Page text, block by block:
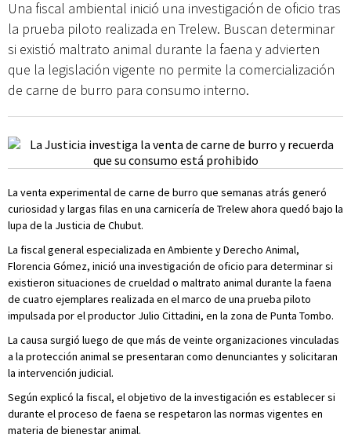
Una fiscal ambiental inició una investigación de oficio tras
la prueba piloto realizada en Trelew. Buscan determinar
si existió maltrato animal durante la faena y advierten
que la legislación vigente no permite la comercialización
de carne de burro para consumo interno.
La venta experimental de carne de burro que semanas atrás generó
curiosidad y largas filas en una carnicería de Trelew ahora quedó bajo la
lupa de la Justicia de Chubut.
La fiscal general especializada en Ambiente y Derecho Animal,
Florencia Gómez, inició una investigación de oficio para determinar si
existieron situaciones de crueldad o maltrato animal durante la faena
de cuatro ejemplares realizada en el marco de una prueba piloto
impulsada por el productor Julio Cittadini, en la zona de Punta Tombo.
La causa surgió luego de que más de veinte organizaciones vinculadas
a la protección animal se presentaran como denunciantes y solicitaran
la intervención judicial.
Según explicó la fiscal, el objetivo de la investigación es establecer si
durante el proceso de faena se respetaron las normas vigentes en
materia de bienestar animal.